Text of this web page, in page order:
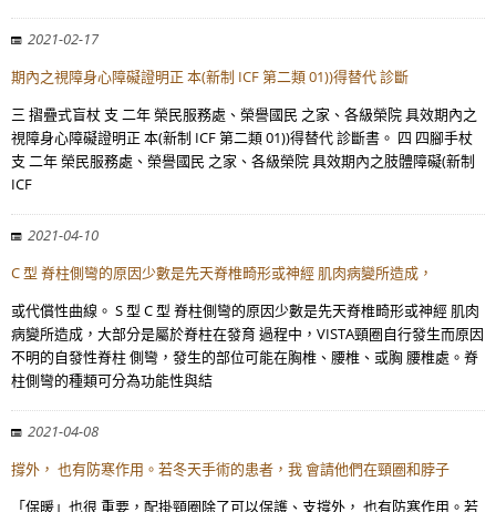
2021-02-17
期內之視障身心障礙證明正 本(新制 ICF 第二類 01))得替代 診斷
三 摺疊式盲杖 支 二年 榮民服務處、榮譽國民 之家、各級榮院 具效期內之
視障身心障礙證明正 本(新制 ICF 第二類 01))得替代 診斷書。 四 四腳手杖
支 二年 榮民服務處、榮譽國民 之家、各級榮院 具效期內之肢體障礙(新制
ICF
2021-04-10
C 型 脊柱側彎的原因少數是先天脊椎畸形或神經 肌肉病變所造成，
或代償性曲線。 S 型 C 型 脊柱側彎的原因少數是先天脊椎畸形或神經 肌肉
病變所造成，大部分是屬於脊柱在發育 過程中，VISTA頸圈自行發生而原因
不明的自發性脊柱 側彎，發生的部位可能在胸椎、腰椎、或胸 腰椎處。脊
柱側彎的種類可分為功能性與結
2021-04-08
撐外， 也有防寒作用。若冬天手術的患者，我 會請他們在頸圈和脖子
「保暖」也很 重要，配掛頸圈除了可以保護、支撐外， 也有防寒作用。若